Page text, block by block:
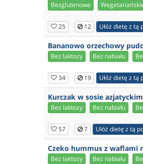
Bezglutenowe
25 12 Ułóż dietę z tą
Bananowo orzechowy
Bez laktozy Bez nabiału
34 19 Ułóż dietę z tą
Kurczak w sosie
Bez laktozy Bez nabiału
57 7 Ułóż dietę z tą
Czeko hummus z waflami
Bez laktozy Bez nabiału